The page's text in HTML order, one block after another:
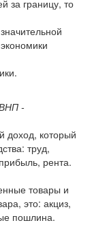
за границу, то
-
доход, который
труд,
рента.
товары и
это: акциз,
пошлина.